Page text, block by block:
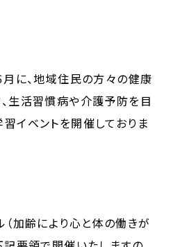
月に、地域住民の方々の健康
生活習慣病や介護予防を目
イベントを開催しておりま
（加齢により心と体の働きが